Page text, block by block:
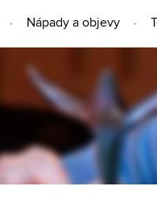
Nápady a objevy